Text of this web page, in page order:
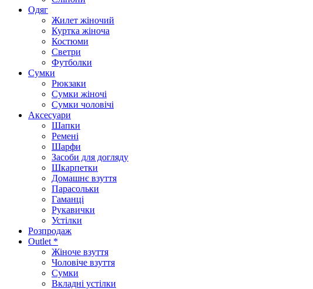
Одяг
Жилет жіночий
Куртка жіноча
Костюми
Светри
Футболки
Сумки
Рюкзаки
Сумки жіночі
Сумки чоловічі
Аксеcуари
Шапки
Ремені
Шарфи
Засоби для догляду
Шкарпетки
Домашнє взуття
Парасольки
Гаманці
Рукавички
Устілки
Розпродаж
Outlet *
Жіноче взуття
Чоловіче взуття
Сумки
Вкладні устілки